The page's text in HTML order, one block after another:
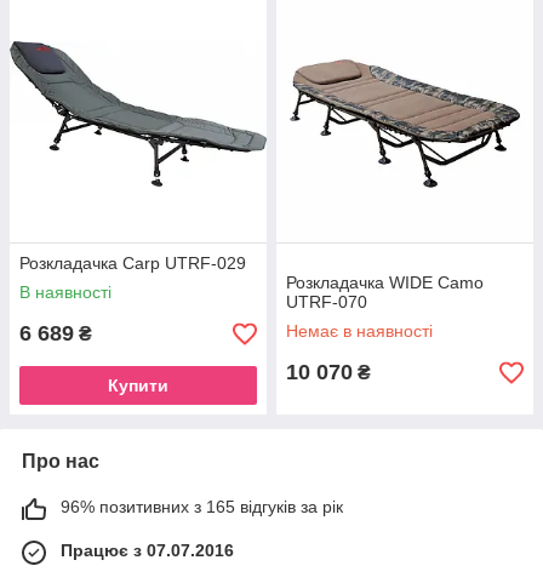
Розкладачка Carp UTRF-029
В наявності
6 689 ₴
Купити
Розкладачка WIDE Camo
UTRF-070
Немає в наявності
10 070 ₴
Про нас
96% позитивних з 165 відгуків за рік
Працює з 07.07.2016